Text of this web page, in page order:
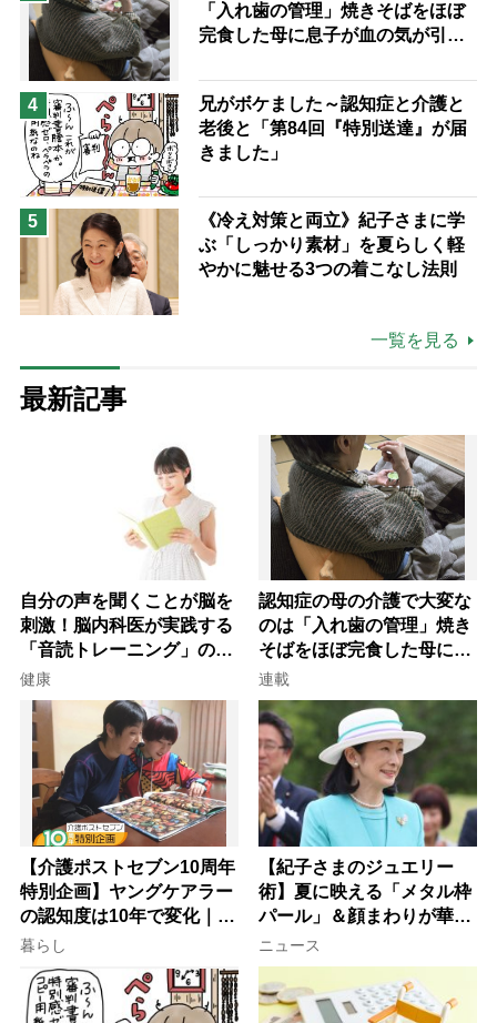
「入れ歯の管理」焼きそばをほぼ
完食した母に息子が血の気が引い
4
兄がボケました～認知症と介護と
老後と「第84回『特別送達』が届
きました」
5
《冷え対策と両立》紀子さまに学
ぶ「しっかり素材」を夏らしく軽
やかに魅せる3つの着こなし法則
一覧を見る
最新記事
自分の声を聞くことが脳を
刺激！脳内科医が実践する
「音読トレーニング」の極
意
健康
認知症の母の介護で大変な
のは「入れ歯の管理」焼き
そばをほぼ完食した母に息
子が血の気が引いた理由
連載
【介護ポストセブン10周年
特別企画】ヤングケアラー
の認知度は10年で変化｜流
行語大賞にノミネート、法
律にも明記されたが果たし
て現在は？
暮らし
【紀子さまのジュエリー
術】夏に映える「メタル枠
パール」＆顔まわりが華や
ぐ「揺れる一粒」の使い分
け方
ニュース